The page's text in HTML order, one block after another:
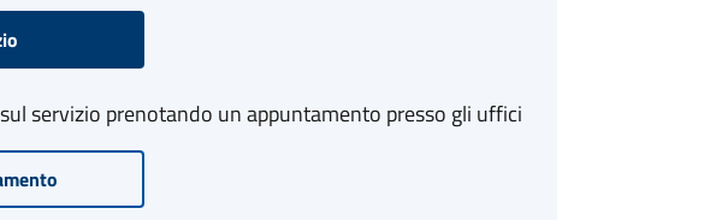
servizio prenotando un appuntamento presso gli uffici